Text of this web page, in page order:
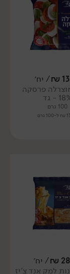
₪/ יח׳
פרסקה
- גד
100 גרם
גרם
₪/ יח׳
למק אנד צ'יז